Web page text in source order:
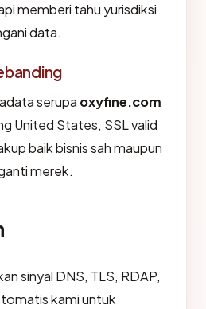
memberi tahu yurisdiksi
data.
serupa oxyfine.com
United States, SSL valid
baik bisnis sah maupun
merek.
sinyal DNS, TLS, RDAP,
kami untuk